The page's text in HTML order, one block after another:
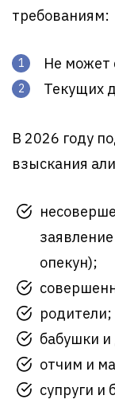
требованиям:
Не может
Текущих
В 2026 году
взыскания
опекун);
родители;
бабушки
отчим и
супруги и